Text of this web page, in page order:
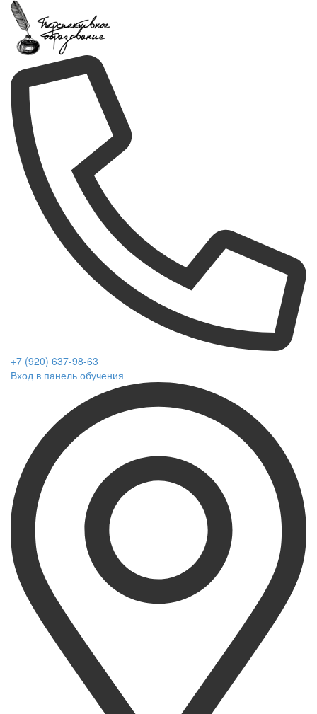
+7 (920) 637-98-63
Вход в панель обучения